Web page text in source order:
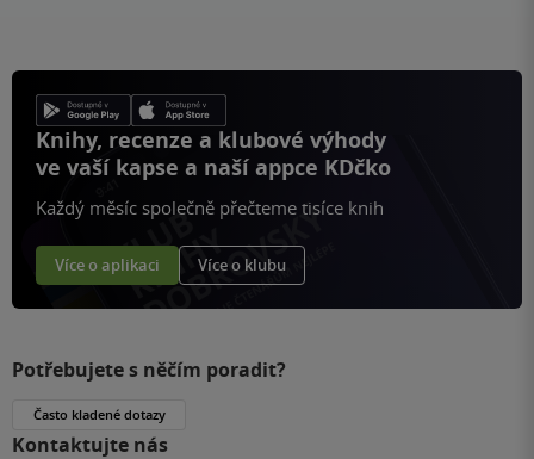
Knihy, recenze a klubové výhody
ve vaší kapse a naší appce KDčko
Každý měsíc společně přečteme tisíce knih
Více o aplikaci Více o klubu
Potřebujete s něčím poradit?
Často kladené dotazy
Kontaktujte nás